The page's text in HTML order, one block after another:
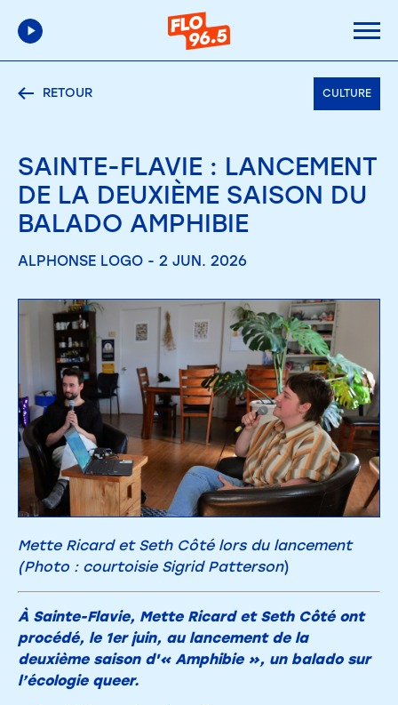
RETOUR CULTURE
SAINTE-FLAVIE : LANCEMENT
DE LA DEUXIÈME SAISON DU
BALADO AMPHIBIE
ALPHONSE LOGO - 2 JUN. 2026
Mette Ricard et Seth Côté lors du lancement
(Photo : courtoisie Sigrid Patterson)
À Sainte-Flavie, Mette Ricard et Seth Côté ont
procédé, le 1er juin, au lancement de la
deuxième saison d'« Amphibie », un balado sur
l’écologie queer.